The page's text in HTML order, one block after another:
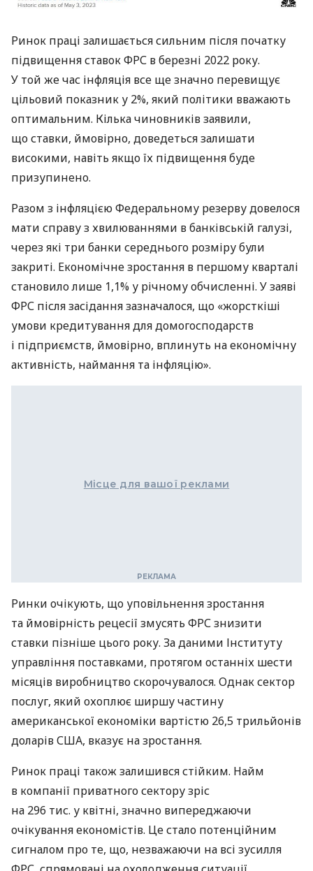
Ринок праці залишається сильним після початку
підвищення ставок ФРС в березні 2022 року.
У той же час інфляція все ще значно перевищує
цільовий показник у 2%, який політики вважають
оптимальним. Кілька чиновників заявили,
що ставки, ймовірно, доведеться залишати
високими, навіть якщо їх підвищення буде
призупинено.
Разом з інфляцією Федеральному резерву довелося
мати справу з хвилюваннями в банківській галузі,
через які три банки середнього розміру були
закриті. Економічне зростання в першому кварталі
становило лише 1,1% у річному обчисленні. У заяві
ФРС після засідання зазначалося, що «жорсткіші
умови кредитування для домогосподарств
і підприємств, ймовірно, вплинуть на економічну
активність, наймання та інфляцію».
Місце для вашої реклами
Ринки очікують, що уповільнення зростання
та ймовірність рецесії змусять ФРС знизити
ставки пізніше цього року. За даними Інституту
управління поставками, протягом останніх шести
місяців виробництво скорочувалося. Однак сектор
послуг, який охоплює ширшу частину
американської економіки вартістю 26,5 трильйонів
доларів США, вказує на зростання.
Ринок праці також залишився стійким. Найм
в компанії приватного сектору зріс
на 296 тис. у квітні, значно випереджаючи
очікування економістів. Це стало потенційним
сигналом про те, що, незважаючи на всі зусилля